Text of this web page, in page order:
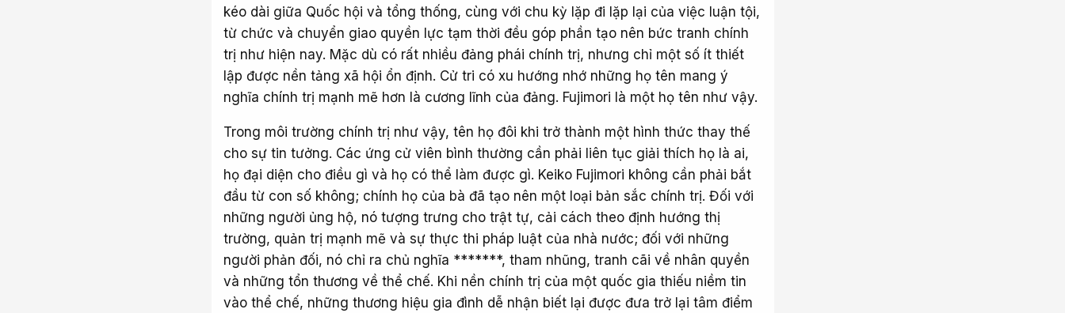
kéo dài giữa Quốc hội và tổng thống, cùng với chu kỳ lặp đi lặp lại của việc luận tội,
từ chức và chuyển giao quyền lực tạm thời đều góp phần tạo nên bức tranh chính
trị như hiện nay. Mặc dù có rất nhiều đảng phái chính trị, nhưng chỉ một số ít thiết
lập được nền tảng xã hội ổn định. Cử tri có xu hướng nhớ những họ tên mang ý
nghĩa chính trị mạnh mẽ hơn là cương lĩnh của đảng. Fujimori là một họ tên như vậy.
Trong môi trường chính trị như vậy, tên họ đôi khi trở thành một hình thức thay thế
cho sự tin tưởng. Các ứng cử viên bình thường cần phải liên tục giải thích họ là ai,
họ đại diện cho điều gì và họ có thể làm được gì. Keiko Fujimori không cần phải bắt
đầu từ con số không; chính họ của bà đã tạo nên một loại bản sắc chính trị. Đối với
những người ủng hộ, nó tượng trưng cho trật tự, cải cách theo định hướng thị
trường, quản trị mạnh mẽ và sự thực thi pháp luật của nhà nước; đối với những
người phản đối, nó chỉ ra chủ nghĩa *******, tham nhũng, tranh cãi về nhân quyền
và những tổn thương về thể chế. Khi nền chính trị của một quốc gia thiếu niềm tin
vào thể chế, những thương hiệu gia đình dễ nhận biết lại được đưa trở lại tâm điểm